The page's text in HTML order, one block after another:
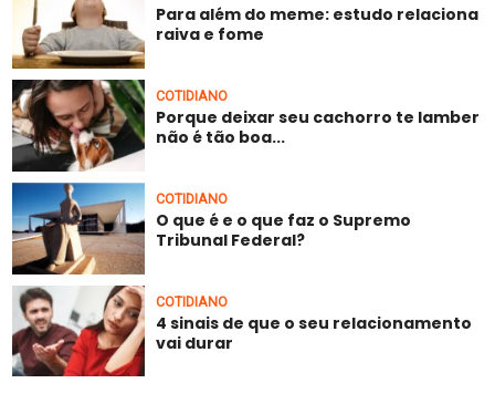
Para além do meme: estudo relaciona
raiva e fome
COTIDIANO
Porque deixar seu cachorro te lamber
não é tão boa...
COTIDIANO
O que é e o que faz o Supremo
Tribunal Federal?
COTIDIANO
4 sinais de que o seu relacionamento
vai durar